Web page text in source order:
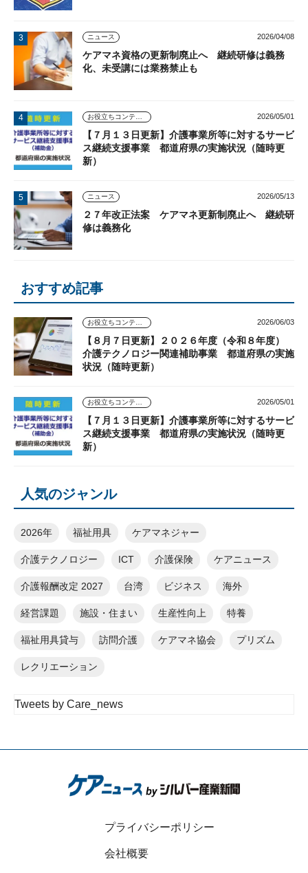
ニュース 2026/04/08
ケアマネ資格の更新制廃止へ 継続研修は義務
化、未受講には業務禁止も
2026/05/01
【７月１３日更新】介護事業所等に対するサービ
ス継続支援事業 都道府県の実施状況（随時更
新）
ニュース 2026/05/13
２７年改正法案 ケアマネ更新制廃止へ 継続研
修は義務化
おすすめ記事
2026/06/03
【８月７日更新】２０２６年度（令和８年度）
介護テクノロジー関連補助事業 都道府県の実施
状況（随時更新）
2026/05/01
【７月１３日更新】介護事業所等に対するサービ
ス継続支援事業 都道府県の実施状況（随時更
新）
人気のジャンル
2026年 福祉用具 ケアマネジャー
介護テクノロジー ICT 介護保険 ケアニュース
介護報酬改定 2027 台湾 ビジネス 海外
経営課題 施設・住まい 生産性向上 特養
福祉用具貸与 訪問介護 ケアマネ協会 プリズム
レクリエーション
Tweets by Care_news
プライバシーポリシー
会社概要